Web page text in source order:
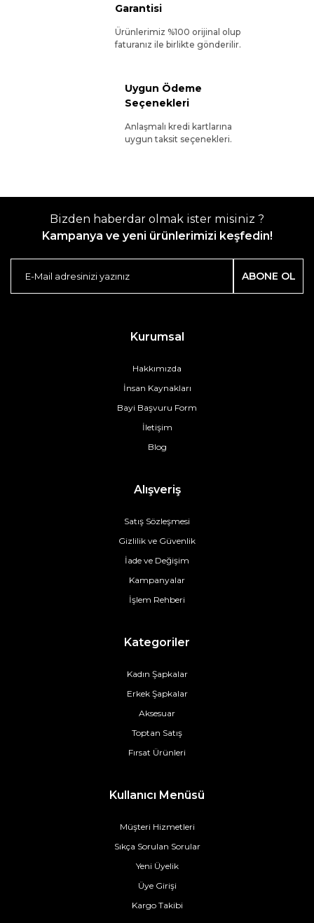
Garantisi
Ürünlerimiz %100 orijinal olup
faturanız ile birlikte gönderilir.
Uygun Ödeme
Seçenekleri
Anlaşmalı kredi kartlarına
uygun taksit seçenekleri.
Bizden haberdar olmak ister misiniz ?
Kampanya ve yeni ürünlerimizi keşfedin!
ABONE OL
Kurumsal
Hakkımızda
İnsan Kaynakları
Bayi Başvuru Form
İletişim
Blog
Alışveriş
Satış Sözleşmesi
Gizlilik ve Güvenlik
İade ve Değişim
Kampanyalar
İşlem Rehberi
Kategoriler
Kadın Şapkalar
Erkek Şapkalar
Aksesuar
Toptan Satış
Fırsat Ürünleri
Kullanıcı Menüsü
Müşteri Hizmetleri
Sıkça Sorulan Sorular
Yeni Üyelik
Üye Girişi
Kargo Takibi